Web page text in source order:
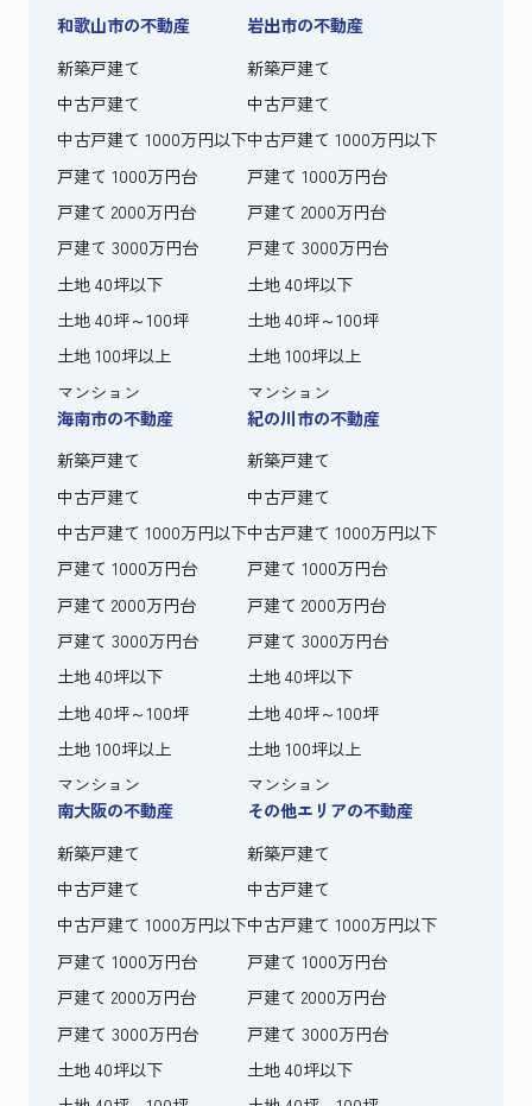
和歌山市の不動産
新築戸建て
中古戸建て
中古戸建て 1000万円以下
戸建て 1000万円台
戸建て 2000万円台
戸建て 3000万円台
土地 40坪以下
土地 40坪～100坪
土地 100坪以上
マンション
岩出市の不動産
新築戸建て
中古戸建て
中古戸建て 1000万円以下
戸建て 1000万円台
戸建て 2000万円台
戸建て 3000万円台
土地 40坪以下
土地 40坪～100坪
土地 100坪以上
マンション
海南市の不動産
新築戸建て
中古戸建て
中古戸建て 1000万円以下
戸建て 1000万円台
戸建て 2000万円台
戸建て 3000万円台
土地 40坪以下
土地 40坪～100坪
土地 100坪以上
マンション
紀の川市の不動産
新築戸建て
中古戸建て
中古戸建て 1000万円以下
戸建て 1000万円台
戸建て 2000万円台
戸建て 3000万円台
土地 40坪以下
土地 40坪～100坪
土地 100坪以上
マンション
南大阪の不動産
新築戸建て
中古戸建て
中古戸建て 1000万円以下
戸建て 1000万円台
戸建て 2000万円台
戸建て 3000万円台
土地 40坪以下
その他エリアの不動産
新築戸建て
中古戸建て
中古戸建て 1000万円以下
戸建て 1000万円台
戸建て 2000万円台
戸建て 3000万円台
土地 40坪以下